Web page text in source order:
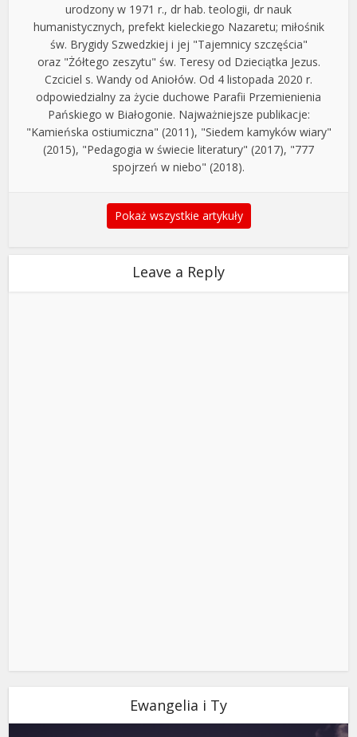
urodzony w 1971 r., dr hab. teologii, dr nauk
humanistycznych, prefekt kieleckiego Nazaretu; miłośnik
św. Brygidy Szwedzkiej i jej "Tajemnicy szczęścia"
oraz "Żółtego zeszytu" św. Teresy od Dzieciątka Jezus.
Czciciel s. Wandy od Aniołów. Od 4 listopada 2020 r.
odpowiedzialny za życie duchowe Parafii Przemienienia
Pańskiego w Białogonie. Najważniejsze publikacje:
"Kamieńska ostiumiczna" (2011), "Siedem kamyków wiary"
(2015), "Pedagogia w świecie literatury" (2017), "777
spojrzeń w niebo" (2018).
Pokaż wszystkie artykuły
Leave a Reply
Ewangelia i Ty